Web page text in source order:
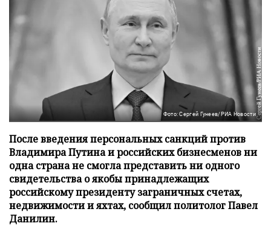
Фото: Сергей Гунеев/РИА Новости
После введения персональных санкций против
Владимира Путина и российских бизнесменов ни
одна страна не смогла представить ни одного
свидетельства о якобы принадлежащих
российскому президенту заграничных счетах,
недвижимости и яхтах, сообщил политолог Павел
Данилин.